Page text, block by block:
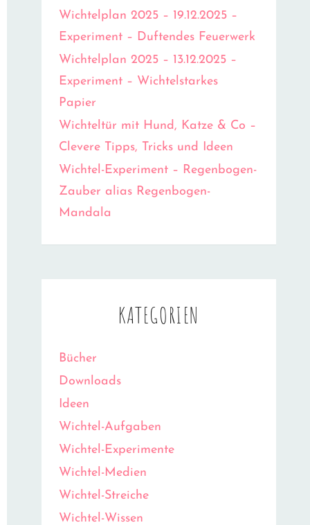
Wichtelplan 2025 – 19.12.2025 –
Experiment – Duftendes Feuerwerk
Wichtelplan 2025 – 13.12.2025 –
Experiment – Wichtelstarkes
Papier
Wichteltür mit Hund, Katze & Co –
Clevere Tipps, Tricks und Ideen
Wichtel-Experiment – Regenbogen-
Zauber alias Regenbogen-
Mandala
KATEGORIEN
Bücher
Downloads
Ideen
Wichtel-Aufgaben
Wichtel-Experimente
Wichtel-Medien
Wichtel-Streiche
Wichtel-Wissen